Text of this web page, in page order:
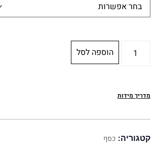
הוספה לסל
מדריך מידות
קטגוריה: כסף